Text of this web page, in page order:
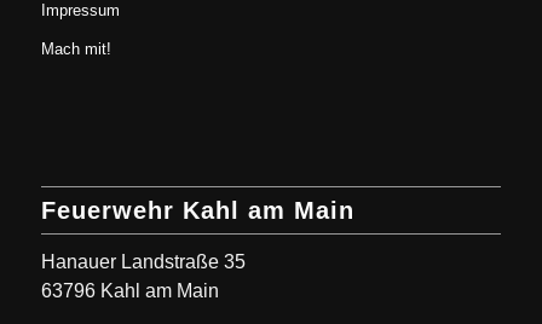
Impressum
Mach mit!
Feuerwehr Kahl am Main
Hanauer Landstraße 35
63796 Kahl am Main